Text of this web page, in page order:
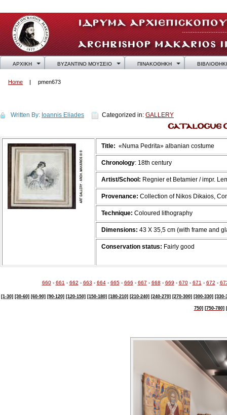
ΑΡΧΙΚΗ ΒΥΖΑΝΤΙΝΟ ΜΟΥΣΕΙΟ ΠΙΝΑΚΟΘΗΚΗ
Home pmen673
Written By: Ioannis Eliades Categorized in: GALLERY
Title: «Numa Pedrita» albanian costume
Chronology: 18th century
Artist/School: Regnier et Betamier / impr.
Provenance: Collection of Nikos Dikaios,
Technique: Coloured lithography
Dimensions: 43 X 35,5 cm (with frame and
Conservation status: Fairly good
660- 661 - 662 - 663 - 664- 665- 666 - 667 - 668 - 669 - 670- 671 - 672 -
[1-30] [30-60] [60-90] [90-120] [120-150] [150-180] [180-210] [210-240] [240-270] [270-300] [300-330] [330-
750] [750-780]